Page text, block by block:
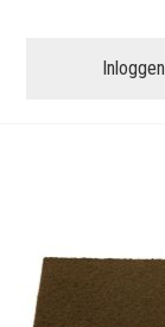
Inloggen